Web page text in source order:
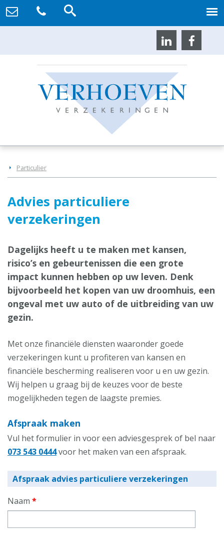
Particulier
Advies particuliere
verzekeringen
Dagelijks heeft u te maken met kansen,
risico’s en gebeurtenissen die een grote
impact kunnen hebben op uw leven. Denk
bijvoorbeeld het kopen van uw droomhuis, een
ongeval met uw auto of de uitbreiding van uw
gezin.
Met onze financiële diensten waaronder goede
verzekeringen kunt u profiteren van kansen en
financiële bescherming realiseren voor u en uw gezin.
Wij helpen u graag bij de keuzes voor de beste
mogelijkheden tegen de laagste premies.
Afspraak maken
Vul het formulier in voor een adviesgesprek of bel naar
073 543 0444voor het maken van een afspraak.
Afspraak advies particuliere verzekeringen
Naam *